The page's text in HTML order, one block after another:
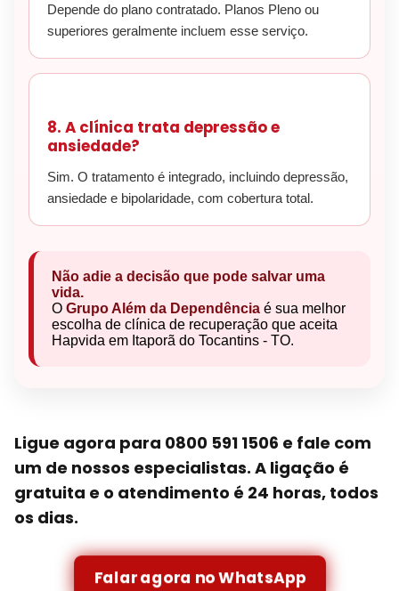
Depende do plano contratado. Planos Pleno ou
superiores geralmente incluem esse serviço.
8. A clínica trata depressão e
ansiedade?
Sim. O tratamento é integrado, incluindo depressão,
ansiedade e bipolaridade, com cobertura total.
Não adie a decisão que pode salvar uma
vida.
O Grupo Além da Dependência é sua melhor
escolha de clínica de recuperação que aceita
Hapvida em Itaporã do Tocantins - TO.
Ligue agora para 0800 591 1506 e fale com
um de nossos especialistas. A ligação é
gratuita e o atendimento é 24 horas, todos
os dias.
Falar agora no WhatsApp